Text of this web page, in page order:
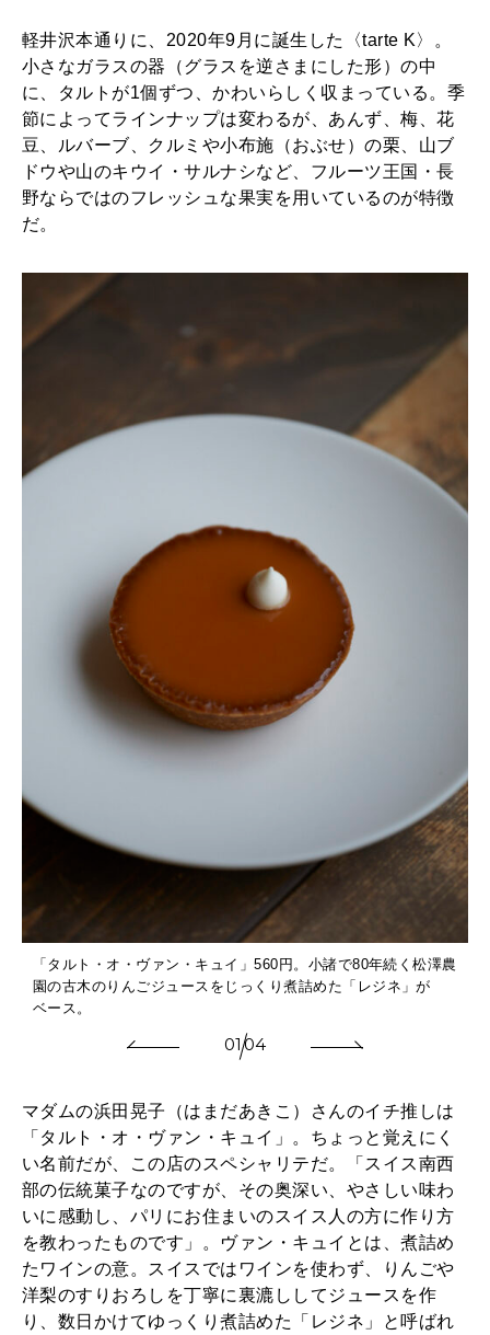
軽井沢本通りに、2020年9月に誕生した〈tarte K〉。
小さなガラスの器（グラスを逆さまにした形）の中
に、タルトが1個ずつ、かわいらしく収まっている。季
節によってラインナップは変わるが、あんず、梅、花
豆、ルバーブ、クルミや小布施（おぶせ）の栗、山ブ
ドウや山のキウイ・サルナシなど、フルーツ王国・長
野ならではのフレッシュな果実を用いているのが特徴
だ。
「タルト・オ・ヴァン・キュイ」560円。小諸で80年続く松澤農
園の古木のりんごジュースをじっくり煮詰めた「レジネ」が
ベース。
0104
マダムの浜田晃子（はまだあきこ）さんのイチ推しは
「タルト・オ・ヴァン・キュイ」。ちょっと覚えにく
い名前だが、この店のスペシャリテだ。「スイス南西
部の伝統菓子なのですが、その奥深い、やさしい味わ
いに感動し、パリにお住まいのスイス人の方に作り方
を教わったものです」。ヴァン・キュイとは、煮詰め
たワインの意。スイスではワインを使わず、りんごや
洋梨のすりおろしを丁寧に裏漉ししてジュースを作
り、数日かけてゆっくり煮詰めた「レジネ」と呼ばれ